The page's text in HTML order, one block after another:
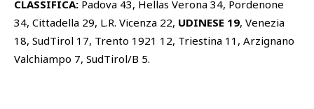
CLASSIFICA: Padova 43, Hellas Verona 34, Pordenone
34, Cittadella 29, L.R. Vicenza 22, UDINESE 19, Venezia
18, SudTirol 17, Trento 1921 12, Triestina 11, Arzignano
Valchiampo 7, SudTirol/B 5.